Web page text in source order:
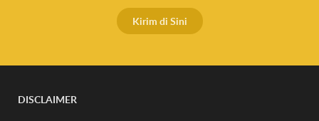
Kirim di Sini
DISCLAIMER